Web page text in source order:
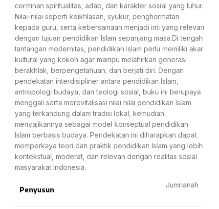
cerminan spiritualitas, adab, dan karakter sosial yang luhur.
Nilai-nilai seperti keikhlasan, syukur, penghormatan
kepada guru, serta kebersamaan menjadi inti yang relevan
dengan tujuan pendidikan Islam sepanjang masa.Di tengah
tantangan modernitas, pendidikan Islam perlu memiliki akar
kultural yang kokoh agar mampu melahirkan generasi
berakhlak, berpengetahuan, dan berjati diri. Dengan
pendekatan interdisipliner antara pendidikan Islam,
antropologi budaya, dan teologi sosial, buku ini berupaya
menggali serta merevitalisasi nilai nilai pendidikan Islam
yang terkandung dalam tradisi lokal, kemudian
menyajikannya sebagai model konseptual pendidikan
Islam berbasis budaya. Pendekatan ini diharapkan dapat
memperkaya teori dan praktik pendidikan Islam yang lebih
kontekstual, moderat, dan relevan dengan realitas sosial
masyarakat Indonesia.
Penyusun
Jumrianah